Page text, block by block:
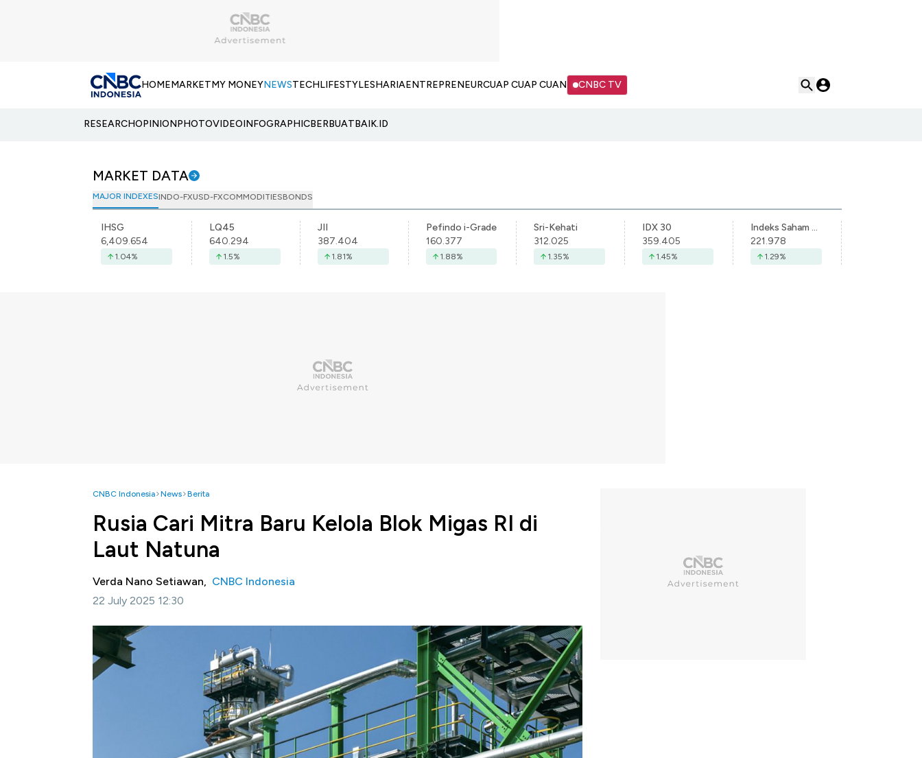
HOMEMARKETMY MONEYNEWSTECHLIFESTYLESHARIAENTREPRENEURCUAP CUAP CUAN CNBC TV
RESEARCHOPINIONPHOTOVIDEOINFOGRAPHICBERBUATBAIK.ID
MARKET DATA
MAJOR INDEXESINDO-FXUSD-FXCOMMODITIESBONDS
IHSG
6,409.654
1.04%
LQ45
640.294
1.5%
JII
387.404
1.81%
Pefindo i-Grade
160.377
1.88%
Sri-Kehati
312.025
1.35%
IDX 30
359.405
1.45%
Indeks Saham Syariah Indonesia
221.978
1.29%
CNBC Indonesia News Berita
Rusia Cari Mitra Baru Kelola Blok Migas RI di
Laut Natuna
Verda Nano Setiawan, CNBC Indonesia
22 July 2025 12:30